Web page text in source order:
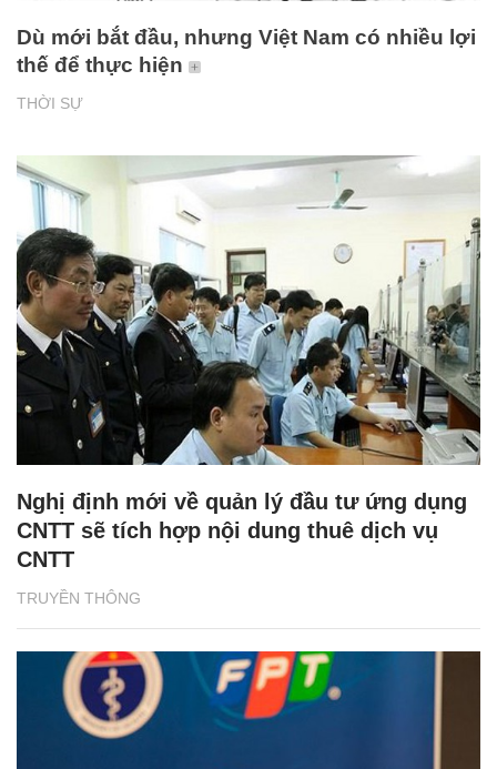
THỜI SỰ
Dù mới bắt đầu, nhưng Việt Nam có nhiều lợi
thế để thực hiện
TRUYỀN THÔNG
Nghị định mới về quản lý đầu tư ứng dụng
CNTT sẽ tích hợp nội dung thuê dịch vụ
CNTT